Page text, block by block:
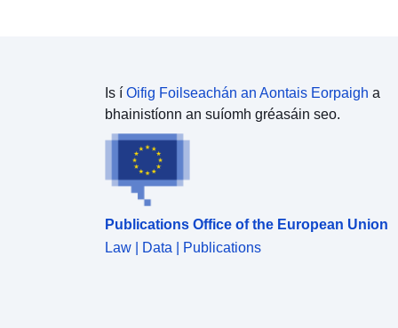
Is í Oifig Foilseachán an Aontais Eorpaigh a
bhainistíonn an suíomh gréasáin seo.
Publications Office of the European Union
Law | Data | Publications